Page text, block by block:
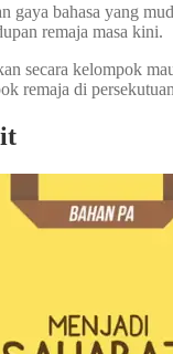
gaya bahasa yang
remaja masa kini.
secara kelompok
remaja di